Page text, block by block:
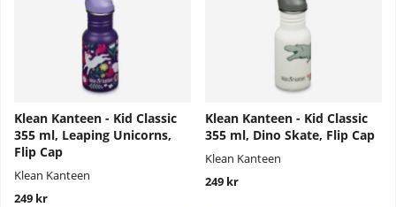
Klean Kanteen - Kid Classic
355 ml, Leaping Unicorns,
Flip Cap
Klean Kanteen
249 kr
Klean Kanteen - Kid Classic
355 ml, Dino Skate, Flip Cap
Klean Kanteen
249 kr